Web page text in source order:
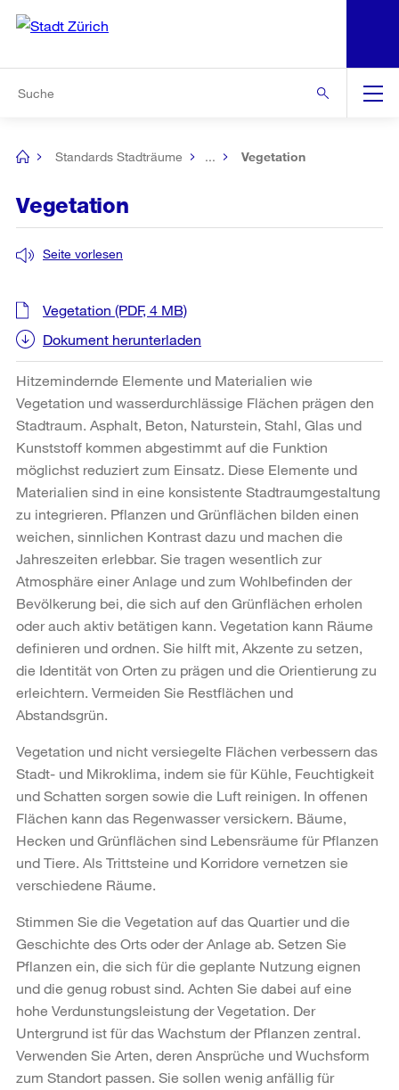
Navigation
[no
Standards Stadträume ... Vegetation
Vegetation
Seite vorlesen
Vegetation (PDF, 4 MB)
Dokument herunterladen
Hitzemindernde Elemente und Materialien wie
Vegetation und wasserdurchlässige Flächen prägen den
Stadtraum. Asphalt, Beton, Naturstein, Stahl, Glas und
Kunststoff kommen abgestimmt auf die Funktion
möglichst reduziert zum Einsatz. Diese Elemente und
Materialien sind in eine konsistente Stadtraumgestaltung
zu integrieren. Pflanzen und Grünflächen bilden einen
weichen, sinnlichen Kontrast dazu und machen die
Jahreszeiten erlebbar. Sie tragen wesentlich zur
Atmosphäre einer Anlage und zum Wohlbefinden der
Bevölkerung bei, die sich auf den Grünflächen erholen
oder auch aktiv betätigen kann. Vegetation kann Räume
definieren und ordnen. Sie hilft mit, Akzente zu setzen,
die Identität von Orten zu prägen und die Orientierung zu
erleichtern. Vermeiden Sie Restflächen und
Abstandsgrün.
Vegetation und nicht versiegelte Flächen verbessern das
Stadt- und Mikroklima, indem sie für Kühle, Feuchtigkeit
und Schatten sorgen sowie die Luft reinigen. In offenen
Flächen kann das Regenwasser versickern. Bäume,
Hecken und Grünflächen sind Lebensräume für Pflanzen
und Tiere. Als Trittsteine und Korridore vernetzen sie
verschiedene Räume.
Stimmen Sie die Vegetation auf das Quartier und die
Geschichte des Orts oder der Anlage ab. Setzen Sie
Pflanzen ein, die sich für die geplante Nutzung eignen
und die genug robust sind. Achten Sie dabei auf eine
hohe Verdunstungsleistung der Vegetation. Der
Untergrund ist für das Wachstum der Pflanzen zentral.
Verwenden Sie Arten, deren Ansprüche und Wuchsform
zum Standort passen. Sie sollen wenig anfällig für